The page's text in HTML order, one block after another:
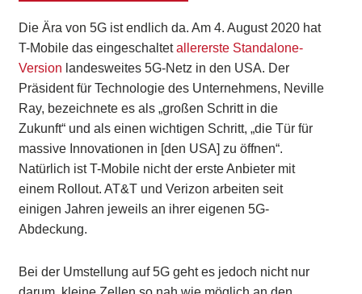
Die Ära von 5G ist endlich da. Am 4. August 2020 hat
T-Mobile das eingeschaltetallererste Standalone-
Version landesweites 5G-Netz in den USA. Der
Präsident für Technologie des Unternehmens, Neville
Ray, bezeichnete es als „großen Schritt in die
Zukunft“ und als einen wichtigen Schritt, „die Tür für
massive Innovationen in [den USA] zu öffnen“.
Natürlich ist T-Mobile nicht der erste Anbieter mit
einem Rollout. AT&T und Verizon arbeiten seit
einigen Jahren jeweils an ihrer eigenen 5G-
Abdeckung.
Bei der Umstellung auf 5G geht es jedoch nicht nur